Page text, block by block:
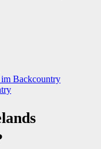
Backcountry